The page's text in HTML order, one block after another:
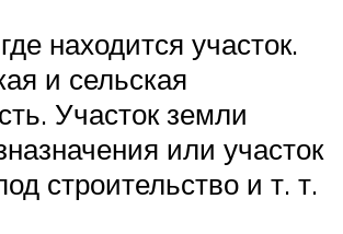
находится участок.
и сельская
Участок земли
или участок
строительство и т. т.